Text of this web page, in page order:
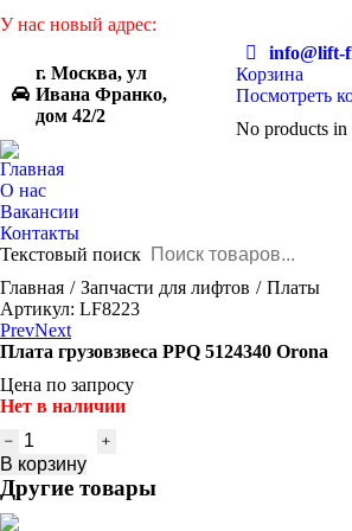
У нас новый адрес:
г. Москва, ул
Ивана Франко,
дом 42/2
info@lift-
Корзина
Посмотреть
No products in
Главная
О нас
Вакансии
Контакты
Текстовый поиск
You are here:
Главная Запчасти для лифтов
Платы
Артикул: LF8223
PrevNext
Плата грузовзвеса PPQ 5124340 Orona
Цена по запросу
Нет в наличии
Количество
товара
Плата
грузовзвеса
PPQ
В корзину
Другие товары